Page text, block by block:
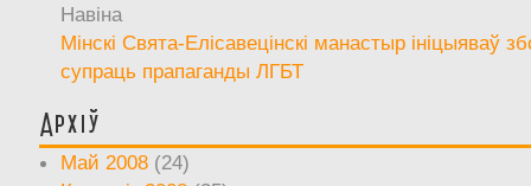
Навіна
Мінскі Свята-Елісавецінскі манастыр ініцыяваў
супраць прапаганды ЛГБТ
Архіў
Май 2008 (24)